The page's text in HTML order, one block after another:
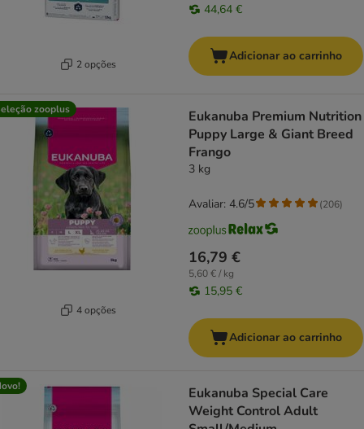
2 opções
44,64 €
Adicionar ao carrinho
zooplus
4 opções
Eukanuba Premium Nutrition
Puppy Large & Giant Breed
Frango
3 kg
16,79 €
5,60 € / kg
15,95 €
Avaliar: 4.6/5 (206)
Adicionar ao carrinho
Eukanuba Special Care
Weight Control Adult